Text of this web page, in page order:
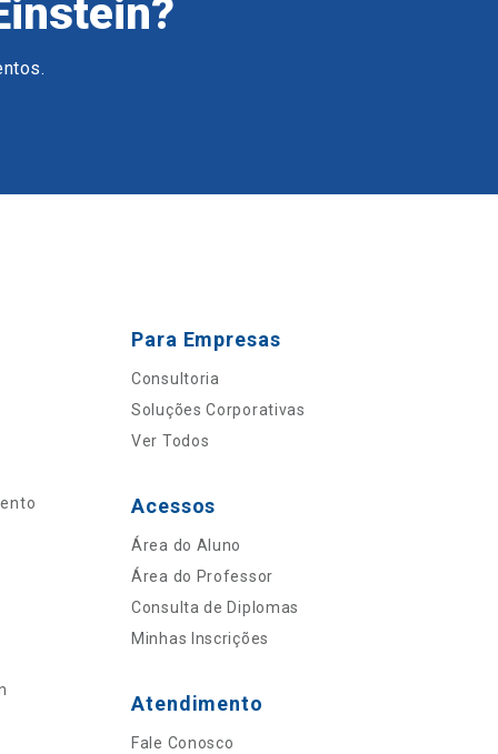
Para Empresas
Consultoria
Soluções Corporativas
Ver Todos
Acessos
Área do Aluno
Área do Professor
Consulta de Diplomas
Minhas Inscrições
Atendimento
Fale Conosco